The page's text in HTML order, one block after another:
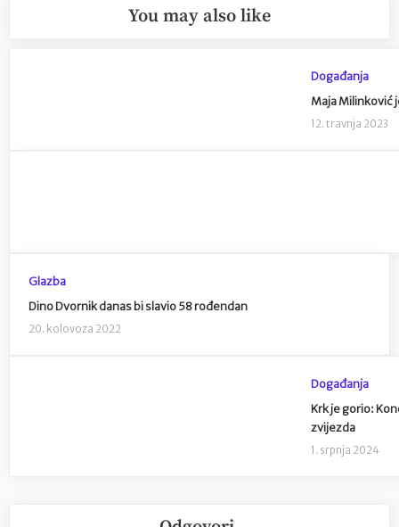
You may also like
Događanja
Maja Milinković
12. travnja 2023
Glazba
Dino Dvornik danas bi slavio 58 rođendan
20. kolovoza 2022
Događanja
Krk je gorio:
zvijezda
1. srpnja 2024